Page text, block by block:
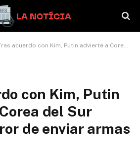
acuerdo con Kim, Putin advierte a Corea del Sur sobre el error de enviar armas a Ucrania
con Kim, Putin
del Sur
de enviar armas